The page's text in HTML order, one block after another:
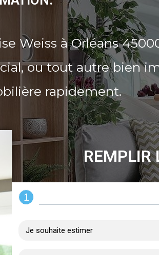
Weiss à Orléans
ou tout autre bien
rapidement.
REMPLIR
1